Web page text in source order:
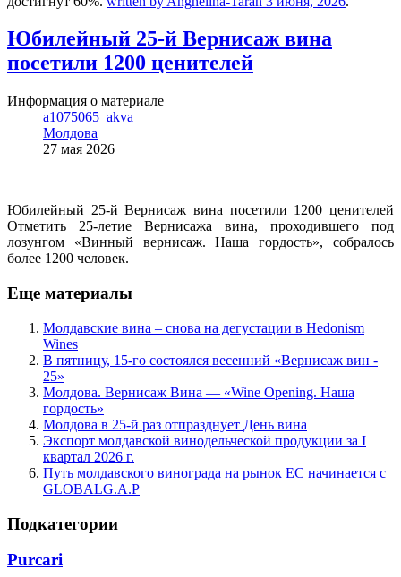
Юбилейный 25-й Вернисаж вина
посетили 1200 ценителей
Информация о материале
a1075065_akva
Молдова
27 мая 2026
Юбилейный 25-й Вернисаж вина посетили 1200 ценителей
Отметить 25-летие Вернисажа вина, проходившего под
лозунгом «Винный вернисаж. Наша гордость», собралось
более 1200 человек.
Еще материалы
Молдавские вина – снова на дегустации в Hedonism
Wines
В пятницу, 15-го состоялся весенний «Вернисаж вин -
25»
Молдова. Вернисаж Вина — «Wine Opening. Наша
гордость»
Молдова в 25-й раз отпразднует День вина
Экспорт молдавской винодельческой продукции за I
квартал 2026 г.
Путь молдавского винограда на рынок ЕС начинается с
GLOBALG.A.P
Подкатегории
Purcari